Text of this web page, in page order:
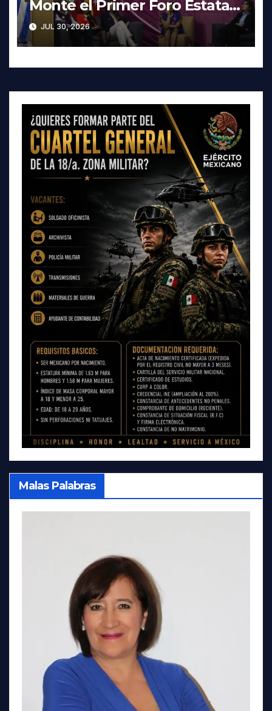
Monte el Primer Foro Estatal
contra la Trata de Personas
JUL 30, 2026
Malas Palabras